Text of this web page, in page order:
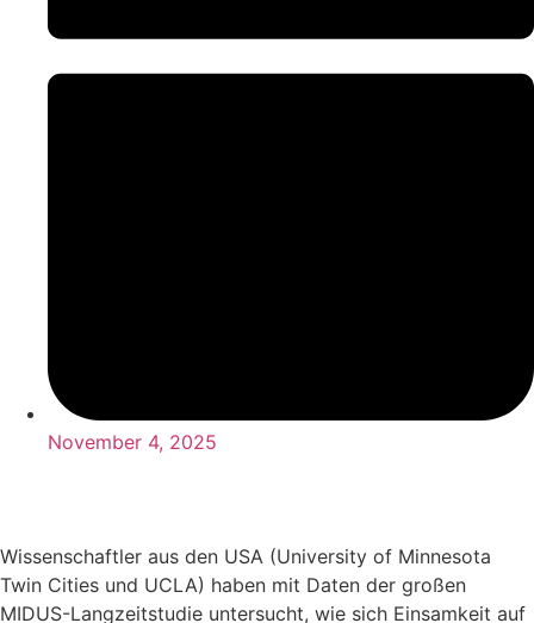
November 4, 2025
Wissenschaftler aus den USA (University of Minnesota
Twin Cities und UCLA) haben mit Daten der großen
MIDUS-Langzeitstudie untersucht, wie sich Einsamkeit auf